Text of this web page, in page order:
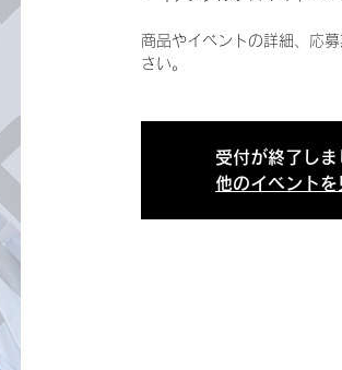
商品やイベントの詳細、応
さい。
受付が終了しま
他のイベントを